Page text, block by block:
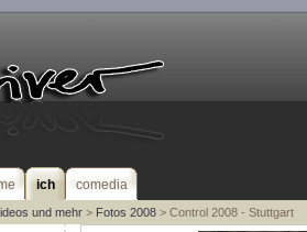
ich comedia
und mehr> Fotos 2008> Control 2008 - Stuttgart